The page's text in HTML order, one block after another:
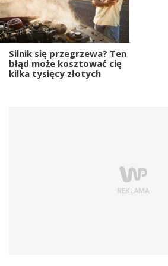
Silnik się przegrzewa? Ten
błąd może kosztować cię
kilka tysięcy złotych